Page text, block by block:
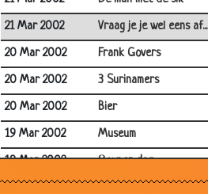
21 Mar 2002
Vraag je je wel eens af...
20 Mar 2002
Frank Govers
20 Mar 2002
3 Surinamers
20 Mar 2002
Bier
19 Mar 2002
Museum
19 Mar 2002
8 x per dag